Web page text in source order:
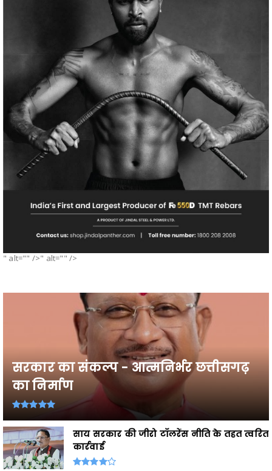
" alt="" />" alt="" />
सरकार का संकल्प - आत्मनिर्भर छत्तीसगढ़
का निर्माण
साय सरकार की जीरो टॉलरेंस नीति के तहत त्वरित
कार्रवाई